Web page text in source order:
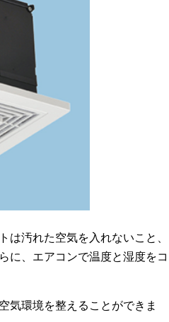
は汚れた空気を入れないこと、
に、エアコンで温度と湿度をコ
気環境を整えることができま